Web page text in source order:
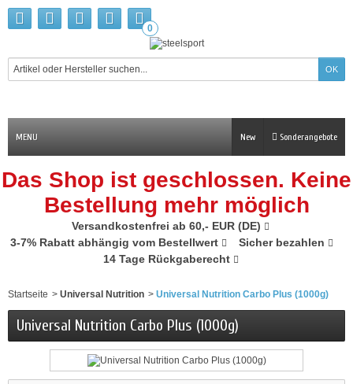
0
MENU Sonderangebote
New
Das Shop ist geschlossen. Keine
Bestellung mehr möglich
Versandkostenfrei ab 60,- EUR (DE)
3-7% Rabatt abhängig vom Bestellwert
Sicher bezahlen
14 Tage Rückgaberecht
Startseite > Universal Nutrition > Universal Nutrition Carbo Plus (1000g)
Universal Nutrition Carbo Plus (1000g)